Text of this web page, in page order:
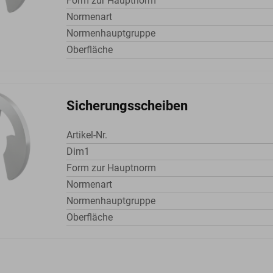
Normenart
Normenhauptgruppe
Oberfläche
Sicherungsscheiben
Artikel-Nr.
Dim1
Form zur Hauptnorm
Normenart
Normenhauptgruppe
Oberfläche